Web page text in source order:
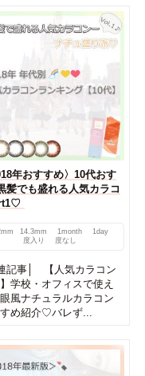
年おすすめ〉10代おす
髪でも盛れる人気カラコ
14.3mm 1month
1day
度入り
度なし
記事│ 【人気カラコン
学校・オフィスで使え
風ナチュラルカラコン
め紹介♡バレず...